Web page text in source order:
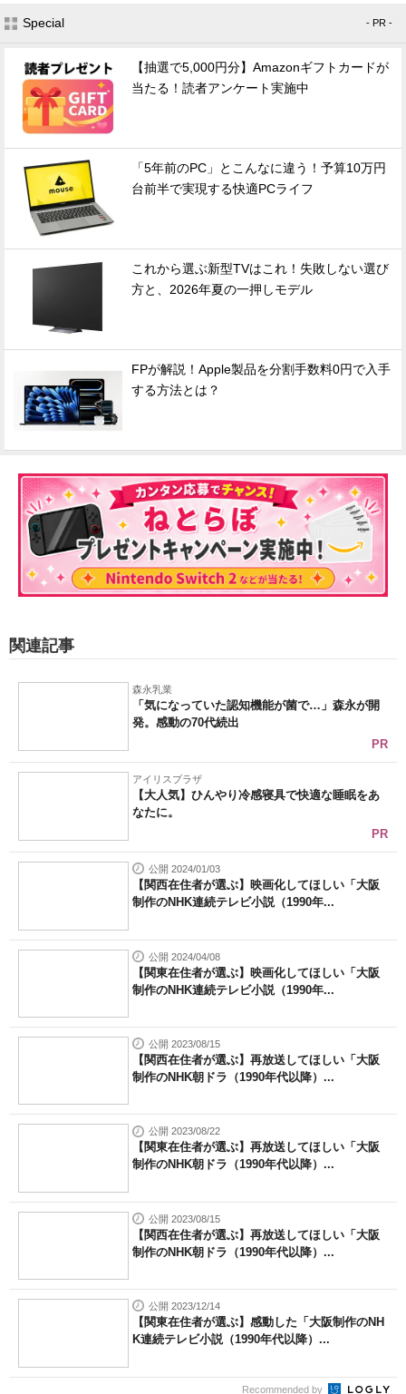
Special - PR -
【抽選で5,000円分】Amazonギフトカードが
当たる！読者アンケート実施中
「5年前のPC」とこんなに違う！予算10万円
台前半で実現する快適PCライフ
これから選ぶ新型TVはこれ！失敗しない選び
方と、2026年夏の一押しモデル
FPが解説！Apple製品を分割手数料0円で入手
する方法とは？
関連記事
森永乳業
「気になっていた認知機能が菌で…」森永が開
発。感動の70代続出
PR
アイリスプラザ
【大人気】ひんやり冷感寝具で快適な睡眠をあ
なたに。
PR
公開 2024/01/03
【関西在住者が選ぶ】映画化してほしい「大阪
制作のNHK連続テレビ小説（1990年...
公開 2024/04/08
【関東在住者が選ぶ】映画化してほしい「大阪
制作のNHK連続テレビ小説（1990年...
公開 2023/08/15
【関西在住者が選ぶ】再放送してほしい「大阪
制作のNHK朝ドラ（1990年代以降）...
公開 2023/08/22
【関東在住者が選ぶ】再放送してほしい「大阪
制作のNHK朝ドラ（1990年代以降）...
公開 2023/08/15
【関西在住者が選ぶ】再放送してほしい「大阪
制作のNHK朝ドラ（1990年代以降）...
公開 2023/12/14
【関東在住者が選ぶ】感動した「大阪制作のNH
K連続テレビ小説（1990年代以降）...
Recommended by